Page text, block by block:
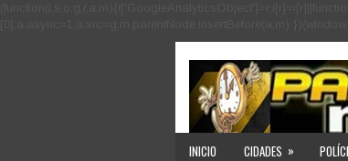
INICIO CIDADES »